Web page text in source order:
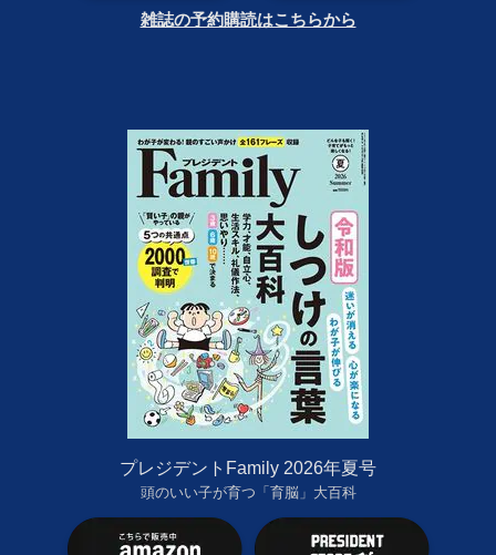
雑誌の予約購読はこちらから
プレジデントFamily 2026年夏号
頭のいい子が育つ「育脳」大百科